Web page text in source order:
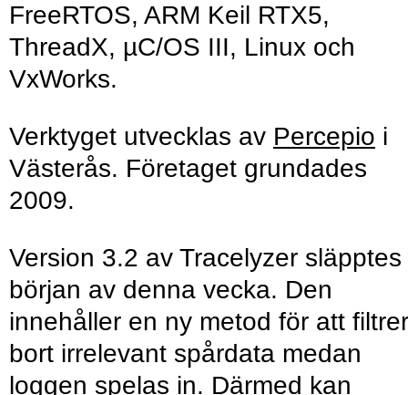
FreeRTOS, ARM Keil RTX5,
ThreadX, µC/OS III, Linux och
VxWorks.
Verktyget utvecklas av Percepio i
Västerås. Företaget grundades
2009.
Version 3.2 av Tracelyzer släpptes
början av denna vecka. Den
innehåller en ny metod för att
bort irrelevant spårdata medan
loggen spelas in. Därmed kan